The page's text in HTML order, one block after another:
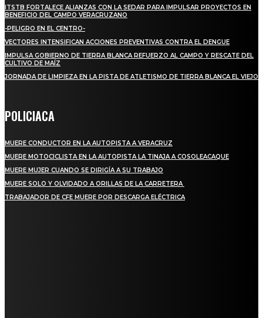
ITSTB FORTALECE ALIANZAS CON LA SEDAR PARA IMPULSAR PROYECTOS EN
BENEFICIO DEL CAMPO VERACRUZANO
-PELIGRO EN EL CENTRO-
VECTORES INTENSIFICAN ACCIONES PREVENTIVAS CONTRA EL DENGUE
IMPULSA GOBIERNO DE TIERRA BLANCA REFUERZO AL CAMPO Y RESCATE DEL
CULTIVO DE MAÍZ
JORNADA DE LIMPIEZA EN LA PISTA DE ATLETISMO DE TIERRA BLANCA EL VIEJO
POLICIACA
MUERE CONDUCTOR EN LA AUTOPISTA A VERACRUZ
MUERE MOTOCICLISTA EN LA AUTOPISTA LA TINAJA A COSOLEACAQUE
MUERE MUJER CUANDO SE DIRIGÍA A SU TRABAJO
MUERE SOLO Y OLVIDADO A ORILLAS DE LA CARRETERA
TRABAJADOR DE CFE MUERE POR DESCARGA ELÉCTRICA